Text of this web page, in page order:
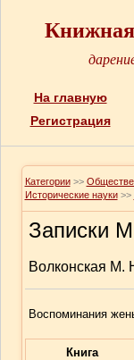
На главную
Регистрация
Категории >>
Исторические науки >>
Записки
Волконская М.
Воспоминания
Книга